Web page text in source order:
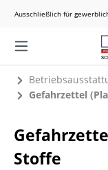
Ausschließlich für
Gefahrzettel
Stoffe